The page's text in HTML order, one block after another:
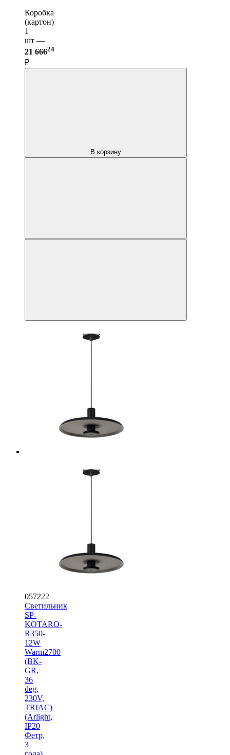
Коробка
(картон)
1
шт —
21 66624
₽
В корзину
057222
Светильник
SP-
KOTARO-
R350-
12W
Warm2700
(BK-
GR,
36
deg,
230V,
TRIAC)
(Arlight,
IP20
Фетр,
3